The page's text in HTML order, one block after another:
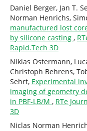
Daniel Berger, Jan T.
Norman Henrichs,
manufactured lost
by silicone casting ,
Rapid.Tech 3D
Niklas Ostermann,
Christoph Behrens,
Sehrt, Experimental
imaging of geometry
in PBF-LB/M , RTe
3D
Niclas Norman